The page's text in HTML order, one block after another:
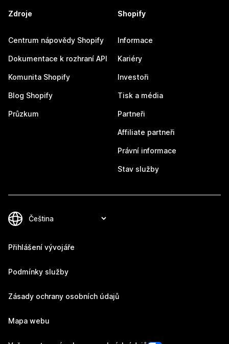
Zdroje
Centrum nápovědy Shopify
Dokumentace k rozhraní API
Komunita Shopify
Blog Shopify
Průzkum
Shopify
Informace
Kariéry
Investoři
Tisk a média
Partneři
Affiliate partneři
Právní informace
Stav služby
Přihlášení vývojáře
Podmínky služby
Zásady ochrany osobních údajů
Mapa webu